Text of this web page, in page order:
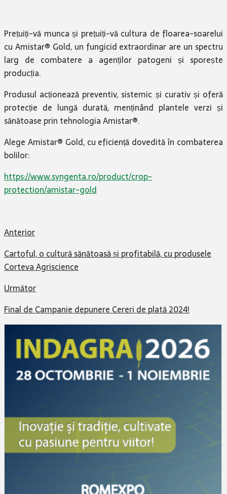
Prețuiți-vă munca și prețuiți-vă cultura de floarea-soarelui
cu Amistar® Gold, un fungicid extraordinar are un spectru
larg de combatere a agenților patogeni și sporește
producția.
Produsul acționează preventiv, sistemic și curativ și oferă
protecție de lungă durată, menținând plantele verzi și
sănătoase prin tehnologia Amistar®.
Alege Amistar® Gold, cu eficiență dovedită în combaterea
bolilor:
https://www.syngenta.ro/product/crop-
protection/amistar-gold
Anterior
Cartoful, o cultură sănătoasă și profitabilă, cu produsele
Corteva Agriscience
Următor
Final de Campanie depunere Cereri de plată 2024!